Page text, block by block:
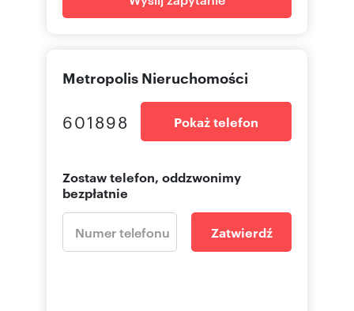
Metropolis Nieruchomości
601898 Pokaż telefon
Zostaw telefon, oddzwonimy
bezpłatnie
Zatwierdź